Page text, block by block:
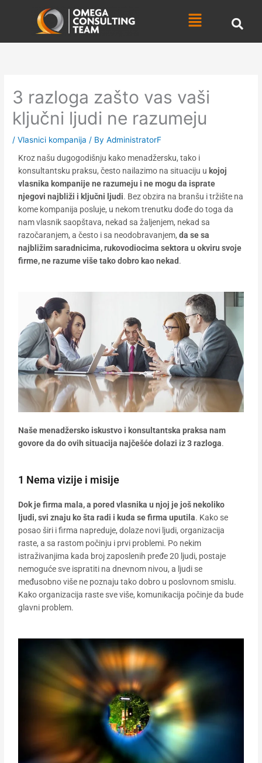
Menu
3 razloga zašto vas vaši
ključni ljudi ne razumeju
/Vlasnici kompanija / ByAdministratorF
Kroz našu dugogodišnju kako menadžersku, tako i
konsultantsku praksu, često nailazimo na situaciju u kojoj
vlasnika kompanije ne razumeju i ne mogu da isprate
njegovi najbliži i ključni ljudi. Bez obzira na branšu i tržište na
kome kompanija posluje, u nekom trenutku dođe do toga da
nam vlasnik saopštava, nekad sa žaljenjem, nekad sa
razočaranjem, a često i sa neodobravanjem,da se sa
najbližim saradnicima, rukovodiocima sektora u okviru svoje
firme, ne razume više tako dobro kao nekad .
Naše menadžersko iskustvo i konsultantska praksa nam
govore da do ovih situacija najčešće dolazi iz 3 razloga.
1 Nema vizije i misije
Dok je firma mala, a pored vlasnika u njoj je još nekoliko
ljudi, svi znaju ko šta radi i kuda se firma uputila. Kako se
posao širi i firma napreduje, dolaze novi ljudi, organizacija
raste, a sa rastom počinju i prvi problemi. Po nekim
istraživanjima kada broj zaposlenih pređe 20 ljudi, postaje
nemoguće sve ispratiti na dnevnom nivou, a ljudi se
međusobno više ne poznaju tako dobro u poslovnom smislu.
Kako organizacija raste sve više, komunikacija počinje da bude
glavni problem.